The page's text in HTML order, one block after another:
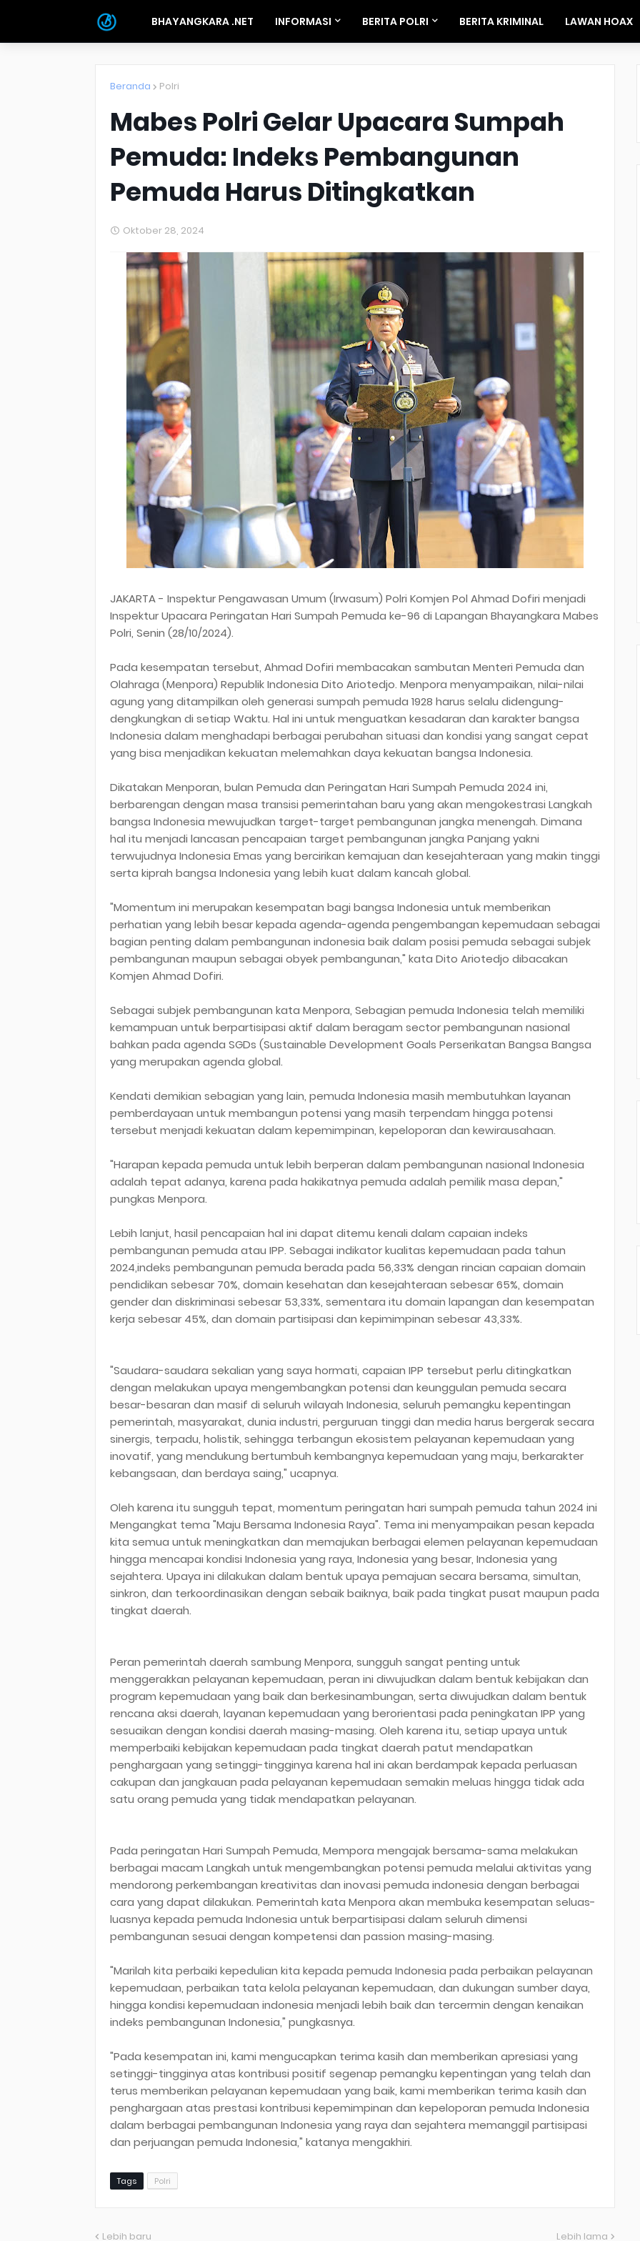
BHAYANGKARA .NET INFORMASI BERITA POLRI BERITA KRIMINAL LAWAN HOAX
Beranda Polri
Mabes Polri Gelar Upacara Sumpah
Pemuda: Indeks Pembangunan
Pemuda Harus Ditingkatkan
Oktober 28, 2024
JAKARTA - Inspektur Pengawasan Umum (Irwasum) Polri Komjen Pol Ahmad Dofiri menjadi
Inspektur Upacara Peringatan Hari Sumpah Pemuda ke-96 di Lapangan Bhayangkara Mabes
Polri, Senin (28/10/2024).
Pada kesempatan tersebut, Ahmad Dofiri membacakan sambutan Menteri Pemuda dan
Olahraga (Menpora) Republik Indonesia Dito Ariotedjo. Menpora menyampaikan, nilai-nilai
agung yang ditampilkan oleh generasi sumpah pemuda 1928 harus selalu didengung-
dengkungkan di setiap Waktu. Hal ini untuk menguatkan kesadaran dan karakter bangsa
Indonesia dalam menghadapi berbagai perubahan situasi dan kondisi yang sangat cepat
yang bisa menjadikan kekuatan melemahkan daya kekuatan bangsa Indonesia.
Dikatakan Menporan, bulan Pemuda dan Peringatan Hari Sumpah Pemuda 2024 ini,
berbarengan dengan masa transisi pemerintahan baru yang akan mengokestrasi Langkah
bangsa Indonesia mewujudkan target-target pembangunan jangka menengah. Dimana
hal itu menjadi lancasan pencapaian target pembangunan jangka Panjang yakni
terwujudnya Indonesia Emas yang bercirikan kemajuan dan kesejahteraan yang makin tinggi
serta kiprah bangsa Indonesia yang lebih kuat dalam kancah global.
"Momentum ini merupakan kesempatan bagi bangsa Indonesia untuk memberikan
perhatian yang lebih besar kepada agenda-agenda pengembangan kepemudaan sebagai
bagian penting dalam pembangunan indonesia baik dalam posisi pemuda sebagai subjek
pembangunan maupun sebagai obyek pembangunan," kata Dito Ariotedjo dibacakan
Komjen Ahmad Dofiri.
Sebagai subjek pembangunan kata Menpora, Sebagian pemuda Indonesia telah memiliki
kemampuan untuk berpartisipasi aktif dalam beragam sector pembangunan nasional
bahkan pada agenda SGDs (Sustainable Development Goals Perserikatan Bangsa Bangsa
yang merupakan agenda global.
Kendati demikian sebagian yang lain, pemuda Indonesia masih membutuhkan layanan
pemberdayaan untuk membangun potensi yang masih terpendam hingga potensi
tersebut menjadi kekuatan dalam kepemimpinan, kepeloporan dan kewirausahaan.
"Harapan kepada pemuda untuk lebih berperan dalam pembangunan nasional Indonesia
adalah tepat adanya, karena pada hakikatnya pemuda adalah pemilik masa depan,"
pungkas Menpora.
Lebih lanjut, hasil pencapaian hal ini dapat ditemu kenali dalam capaian indeks
pembangunan pemuda atau IPP. Sebagai indikator kualitas kepemudaan pada tahun
2024,indeks pembangunan pemuda berada pada 56,33% dengan rincian capaian domain
pendidikan sebesar 70%, domain kesehatan dan kesejahteraan sebesar 65%, domain
gender dan diskriminasi sebesar 53,33%, sementara itu domain lapangan dan kesempatan
kerja sebesar 45%, dan domain partisipasi dan kepimimpinan sebesar 43,33%.
"Saudara-saudara sekalian yang saya hormati, capaian IPP tersebut perlu ditingkatkan
dengan melakukan upaya mengembangkan potensi dan keunggulan pemuda secara
besar-besaran dan masif di seluruh wilayah Indonesia, seluruh pemangku kepentingan
pemerintah, masyarakat, dunia industri, perguruan tinggi dan media harus bergerak secara
sinergis, terpadu, holistik, sehingga terbangun ekosistem pelayanan kepemudaan yang
inovatif, yang mendukung bertumbuh kembangnya kepemudaan yang maju, berkarakter
kebangsaan, dan berdaya saing," ucapnya.
Oleh karena itu sungguh tepat, momentum peringatan hari sumpah pemuda tahun 2024 ini
Mengangkat tema "Maju Bersama Indonesia Raya". Tema ini menyampaikan pesan kepada
kita semua untuk meningkatkan dan memajukan berbagai elemen pelayanan kepemudaan
hingga mencapai kondisi Indonesia yang raya, Indonesia yang besar, Indonesia yang
sejahtera. Upaya ini dilakukan dalam bentuk upaya pemajuan secara bersama, simultan,
sinkron, dan terkoordinasikan dengan sebaik baiknya, baik pada tingkat pusat maupun pada
tingkat daerah.
Peran pemerintah daerah sambung Menpora, sungguh sangat penting untuk
menggerakkan pelayanan kepemudaan, peran ini diwujudkan dalam bentuk kebijakan dan
program kepemudaan yang baik dan berkesinambungan, serta diwujudkan dalam bentuk
rencana aksi daerah, layanan kepemudaan yang berorientasi pada peningkatan IPP yang
sesuaikan dengan kondisi daerah masing-masing. Oleh karena itu, setiap upaya untuk
memperbaiki kebijakan kepemudaan pada tingkat daerah patut mendapatkan
penghargaan yang setinggi-tingginya karena hal ini akan berdampak kepada perluasan
cakupan dan jangkauan pada pelayanan kepemudaan semakin meluas hingga tidak ada
satu orang pemuda yang tidak mendapatkan pelayanan.
Pada peringatan Hari Sumpah Pemuda, Mempora mengajak bersama-sama melakukan
berbagai macam Langkah untuk mengembangkan potensi pemuda melalui aktivitas yang
mendorong perkembangan kreativitas dan inovasi pemuda indonesia dengan berbagai
cara yang dapat dilakukan. Pemerintah kata Menpora akan membuka kesempatan seluas-
luasnya kepada pemuda Indonesia untuk berpartisipasi dalam seluruh dimensi
pembangunan sesuai dengan kompetensi dan passion masing-masing.
"Marilah kita perbaiki kepedulian kita kepada pemuda Indonesia pada perbaikan pelayanan
kepemudaan, perbaikan tata kelola pelayanan kepemudaan, dan dukungan sumber daya,
hingga kondisi kepemudaan indonesia menjadi lebih baik dan tercermin dengan kenaikan
indeks pembangunan Indonesia," pungkasnya.
"Pada kesempatan ini, kami mengucapkan terima kasih dan memberikan apresiasi yang
setinggi-tingginya atas kontribusi positif segenap pemangku kepentingan yang telah dan
terus memberikan pelayanan kepemudaan yang baik, kami memberikan terima kasih dan
penghargaan atas prestasi kontribusi kepemimpinan dan kepeloporan pemuda Indonesia
dalam berbagai pembangunan Indonesia yang raya dan sejahtera memanggil partisipasi
dan perjuangan pemuda Indonesia," katanya mengakhiri.
Tags Polri
Lebih baru Lebih lama